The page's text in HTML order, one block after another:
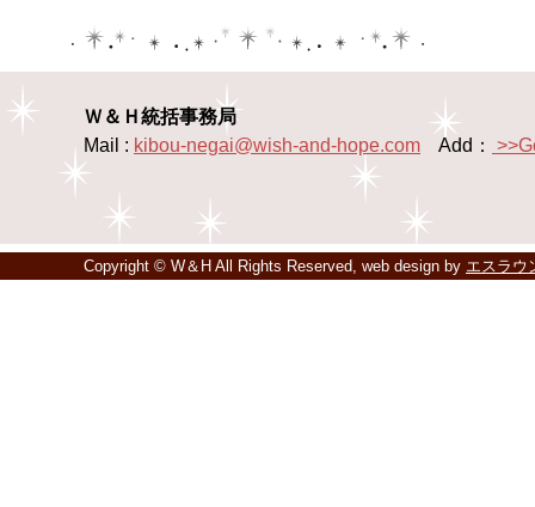
Ｗ＆Ｈ統括事務局
Mail : kibou-negai@wish-and-hope.com Add：
Copyright © W＆H All Rights Reserved, web design by エスラウ